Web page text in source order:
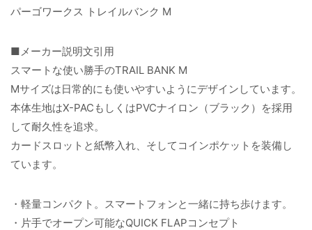
パーゴワークス トレイルバンク M
■メーカー説明文引用
スマートな使い勝手のTRAIL BANK M
Mサイズは日常的にも使いやすいようにデザインしています。
本体生地はX-PACもしくはPVCナイロン（ブラック）を採用
して耐久性を追求。
カードスロットと紙幣入れ、そしてコインポケットを装備し
ています。
・軽量コンパクト。スマートフォンと一緒に持ち歩けます。
・片手でオープン可能なQUICK FLAPコンセプト